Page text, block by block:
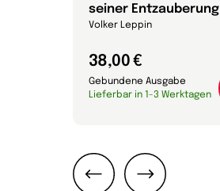
seiner Entzauberung
Volker Leppin
38,00 €
Gebundene Ausgabe
Lieferbar in 1-3 Werktagen